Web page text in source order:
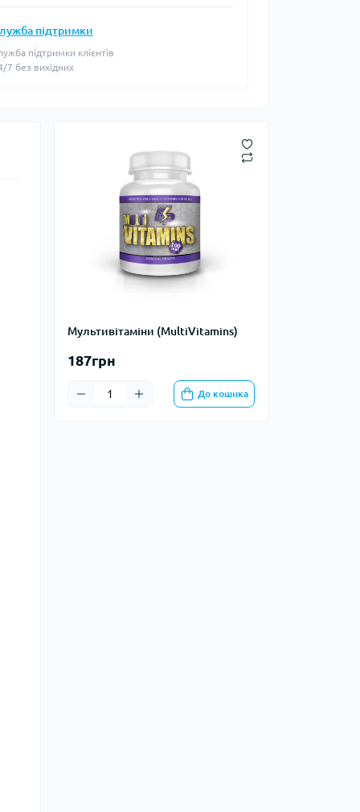
підтримки
підтримки клієнтів
7 без вихідних
Мультивітаміни (MultiVitamins)
187грн
До кошика